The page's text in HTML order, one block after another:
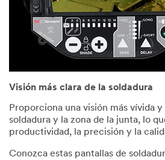
Visión más clara de la soldadura
Proporciona una visión más vívida
soldadura y la zona de la junta, lo
productividad, la precisión y la
Conozca estas pantallas de